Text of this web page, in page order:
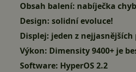
Obsah balení: nabíječka
Design: solidní evoluce!
Displej: jeden z
Výkon: Dimensity 9400+ je
Software: HyperOS 2.2